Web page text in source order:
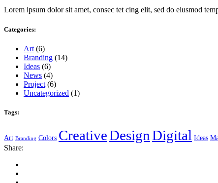
Lorem ipsum dolor sit amet, consec tet cing elit, sed do eiusmod
Categories:
Art (6)
Branding (14)
Ideas (6)
News (4)
Project (6)
Uncategorized (1)
Tags:
Art Branding Colors CreativeDesignDigital Ideas
Share: